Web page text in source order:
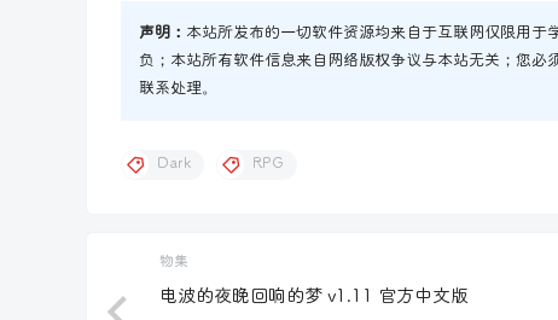
声明： 本站所发布的一切软件资源均来自于互联网仅限用
负；本站所有软件信息来自网络版权争议与本站无关；您
联系处理。
Dark RPG
物集
电波的夜晚回响的梦 v1.11 官方中文版